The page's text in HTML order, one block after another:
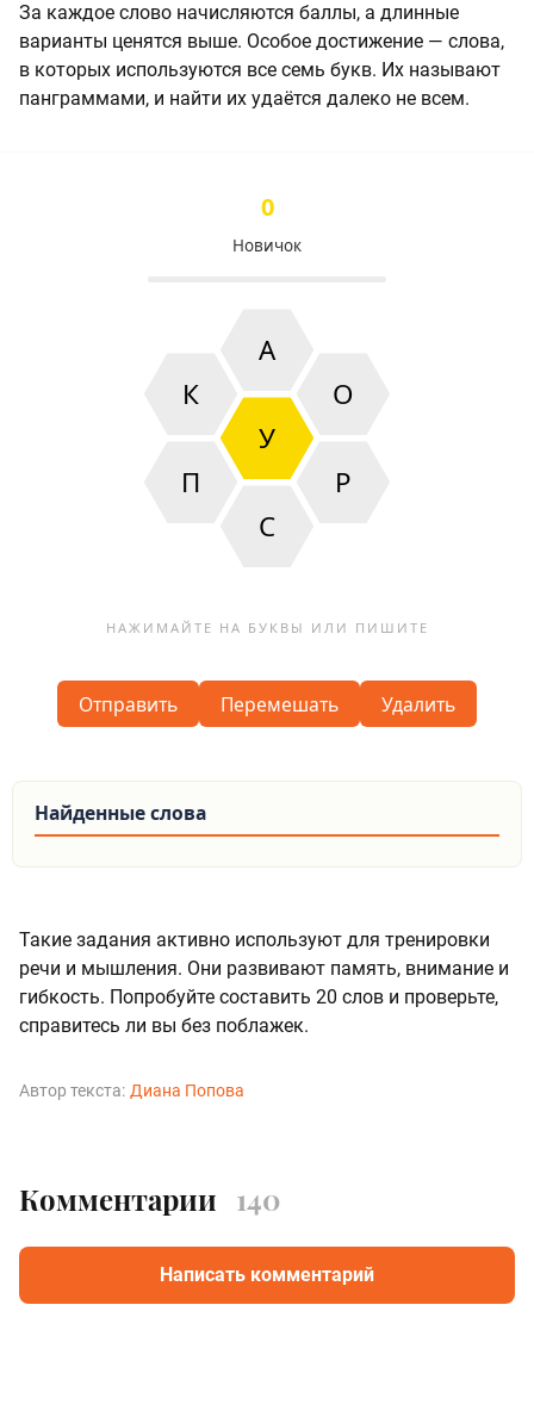
За каждое слово начисляются баллы, а длинные
варианты ценятся выше. Особое достижение — слова,
в которых используются все семь букв. Их называют
панграммами, и найти их удаётся далеко не всем.
0
Новичок
У
А
К
О
П
Р
С
Отправить Перемешать Удалить
Найденные слова
Такие задания активно используют для тренировки
речи и мышления. Они развивают память, внимание и
гибкость. Попробуйте составить 20 слов и проверьте,
справитесь ли вы без поблажек.
Автор текста: Диана Попова
Комментарии 140
Написать комментарий